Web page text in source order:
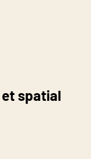
spatial